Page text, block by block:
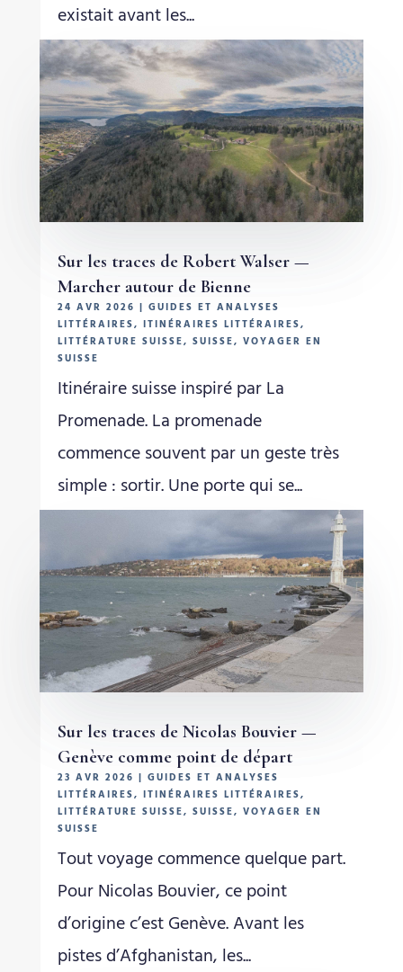
existait avant les...
Sur les traces de Robert Walser —
Marcher autour de Bienne
24 AVR 2026 | GUIDES ET ANALYSES
LITTÉRAIRES, ITINÉRAIRES LITTÉRAIRES,
LITTÉRATURE SUISSE, SUISSE, VOYAGER EN
SUISSE
Itinéraire suisse inspiré par La
Promenade. La promenade
commence souvent par un geste très
simple : sortir. Une porte qui se...
Sur les traces de Nicolas Bouvier —
Genève comme point de départ
23 AVR 2026 | GUIDES ET ANALYSES
LITTÉRAIRES, ITINÉRAIRES LITTÉRAIRES,
LITTÉRATURE SUISSE, SUISSE, VOYAGER EN
SUISSE
Tout voyage commence quelque part.
Pour Nicolas Bouvier, ce point
d’origine c’est Genève. Avant les
pistes d’Afghanistan, les...